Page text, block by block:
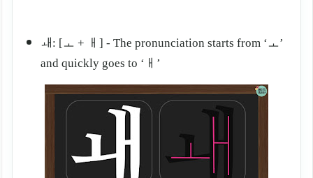
ㅙ: [ㅗ + ㅐ] - The pronunciation starts from ‘ㅗ’
and quickly goes to ‘ ㅐ ’